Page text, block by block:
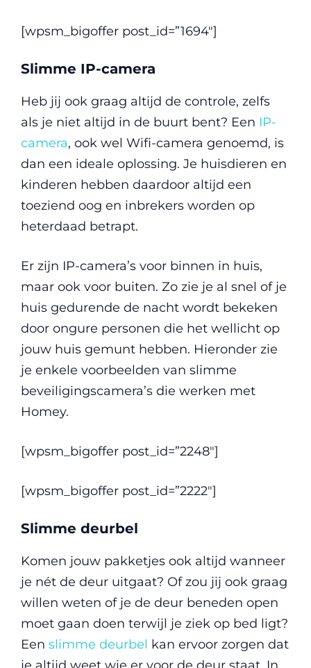
[wpsm_bigoffer post_id=”1694″]
Slimme IP-camera
Heb jij ook graag altijd de controle, zelfs
als je niet altijd in de buurt bent? Een IP-
camera, ook wel Wifi-camera genoemd, is
dan een ideale oplossing. Je huisdieren en
kinderen hebben daardoor altijd een
toeziend oog en inbrekers worden op
heterdaad betrapt.
Er zijn IP-camera’s voor binnen in huis,
maar ook voor buiten. Zo zie je al snel of je
huis gedurende de nacht wordt bekeken
door ongure personen die het wellicht op
jouw huis gemunt hebben. Hieronder zie
je enkele voorbeelden van slimme
beveiligingscamera’s die werken met
Homey.
[wpsm_bigoffer post_id=”2248″]
[wpsm_bigoffer post_id=”2222″]
Slimme deurbel
Komen jouw pakketjes ook altijd wanneer
je nét de deur uitgaat? Of zou jij ook graag
willen weten of je de deur beneden open
moet gaan doen terwijl je ziek op bed ligt?
Een slimme deurbel kan ervoor zorgen dat